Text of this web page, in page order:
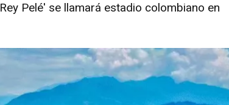
Pelé' se llamará estadio colombiano en